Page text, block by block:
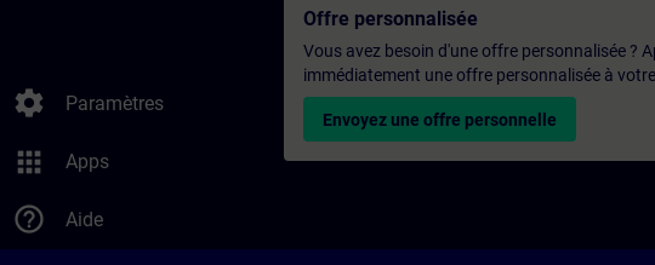
settings Paramètres
apps Apps
help_outline Aide
Offre personnalisée
Vous avez besoin d'une offre personnalisée ?
immédiatement une offre personnalisée à
Envoyez une offre personnelle